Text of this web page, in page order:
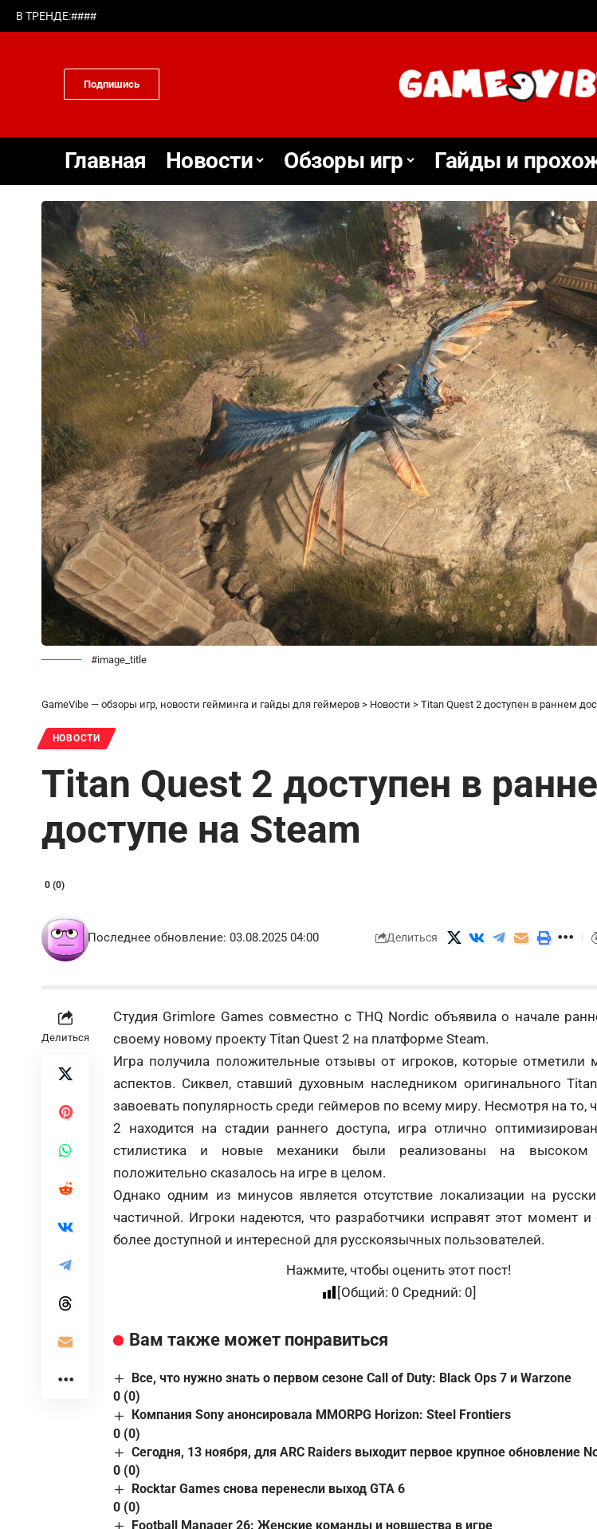
В ТРЕНДЕ:####
Подпишись
Главная Новости Обзоры игр Гайды и
#image_title
GameVibe — обзоры игр, новости гейминга и гайды для геймеров > Новости > Titan Quest 2 доступен в раннем
НОВОСТИ
Titan Quest 2 доступен в
доступе на Steam
0 (0)
Последнее обновление: 03.08.2025 04:00 Делиться
Делиться
Студия Grimlore Games совместно с THQ Nordic объявила о начале
своему новому проекту Titan Quest 2 на платформе Steam.
Игра получила положительные отзывы от игроков, которые отметили
аспектов. Сиквел, ставший духовным наследником оригинального
завоевать популярность среди геймеров по всему миру. Несмотря на то,
2 находится на стадии раннего доступа, игра отлично
стилистика и новые механики были реализованы на высоком
положительно сказалось на игре в целом.
Однако одним из минусов является отсутствие локализации на
частичной. Игроки надеются, что разработчики исправят этот момент и
более доступной и интересной для русскоязычных пользователей.
Нажмите, чтобы оценить этот пост!
[Общий: 0 Средний: 0]
Вам также может понравиться
Все, что нужно знать о первом сезоне Call of Duty: Black Ops 7 и Warzone
0 (0)
Компания Sony анонсировала MMORPG Horizon: Steel Frontiers
0 (0)
Сегодня, 13 ноября, для ARC Raiders выходит первое крупное обновление
0 (0)
Rocktar Games снова перенесли выход GTA 6
0 (0)
Football Manager 26: Женские команды и новшества в игре